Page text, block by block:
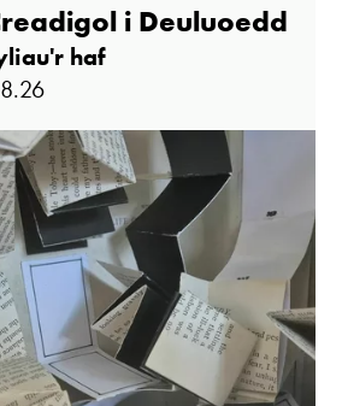
i Deuluoedd
haf